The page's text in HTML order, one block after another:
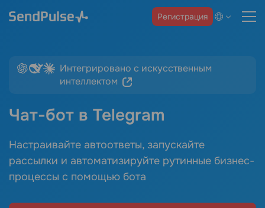
Регистрация
Интегрировано с искусственным
интеллектом
Чат-бот в Telegram
Настраивайте автоответы, запускайте
рассылки и автоматизируйте рутинные бизнес-
процессы с помощью бота